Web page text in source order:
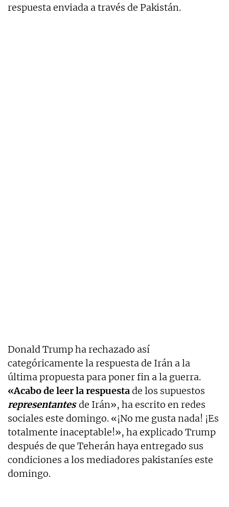
respuesta enviada a través de Pakistán.
Donald Trump ha rechazado así
categóricamente la respuesta de Irán a la
última propuesta para poner fin a la guerra.
«Acabo de leer la respuestade los supuestos
representantes de Irán», ha escrito en redes
sociales este domingo. «¡No me gusta nada! ¡Es
totalmente inaceptable!», ha explicado Trump
después de que Teherán haya entregado sus
condiciones a los mediadores pakistaníes este
domingo.